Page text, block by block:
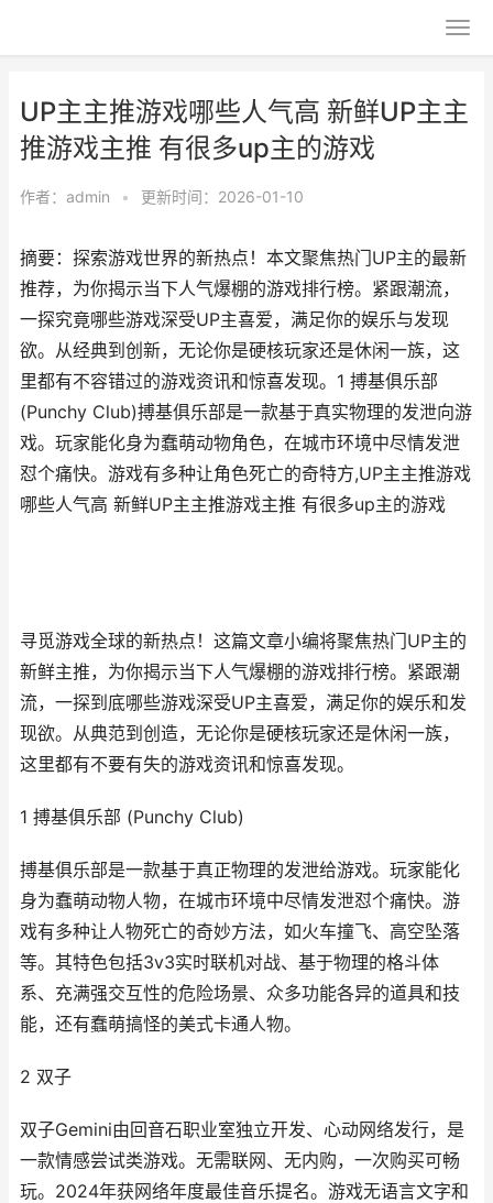
UP主主推游戏哪些人气高 新鲜UP主主
推游戏主推 有很多up主的游戏
作者： admin • 更新时间：2026-01-10
摘要：探索游戏世界的新热点！本文聚焦热门UP主的最新
推荐，为你揭示当下人气爆棚的游戏排行榜。紧跟潮流，
一探究竟哪些游戏深受UP主喜爱，满足你的娱乐与发现
欲。从经典到创新，无论你是硬核玩家还是休闲一族，这
里都有不容错过的游戏资讯和惊喜发现。1 搏基俱乐部
(Punchy Club)搏基俱乐部是一款基于真实物理的发泄向游
戏。玩家能化身为蠢萌动物角色，在城市环境中尽情发泄
怼个痛快。游戏有多种让角色死亡的奇特方,UP主主推游戏
哪些人气高 新鲜UP主主推游戏主推 有很多up主的游戏
寻觅游戏全球的新热点！这篇文章小编将聚焦热门UP主的
新鲜主推，为你揭示当下人气爆棚的游戏排行榜。紧跟潮
流，一探到底哪些游戏深受UP主喜爱，满足你的娱乐和发
现欲。从典范到创造，无论你是硬核玩家还是休闲一族，
这里都有不要有失的游戏资讯和惊喜发现。
1 搏基俱乐部 (Punchy Club)
搏基俱乐部是一款基于真正物理的发泄给游戏。玩家能化
身为蠢萌动物人物，在城市环境中尽情发泄怼个痛快。游
戏有多种让人物死亡的奇妙方法，如火车撞飞、高空坠落
等。其特色包括3v3实时联机对战、基于物理的格斗体
系、充满强交互性的危险场景、众多功能各异的道具和技
能，还有蠢萌搞怪的美式卡通人物。
2 双子
双子Gemini由回音石职业室独立开发、心动网络发行，是
一款情感尝试类游戏。无需联网、无内购，一次购买可畅
玩。2024年获网络年度最佳音乐提名。游戏无语言文字和